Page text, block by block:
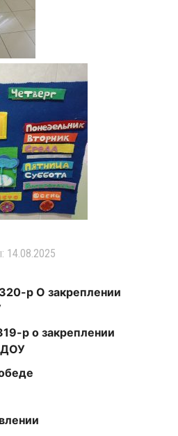
14.08.2025
р О закреплении
р о закреплении